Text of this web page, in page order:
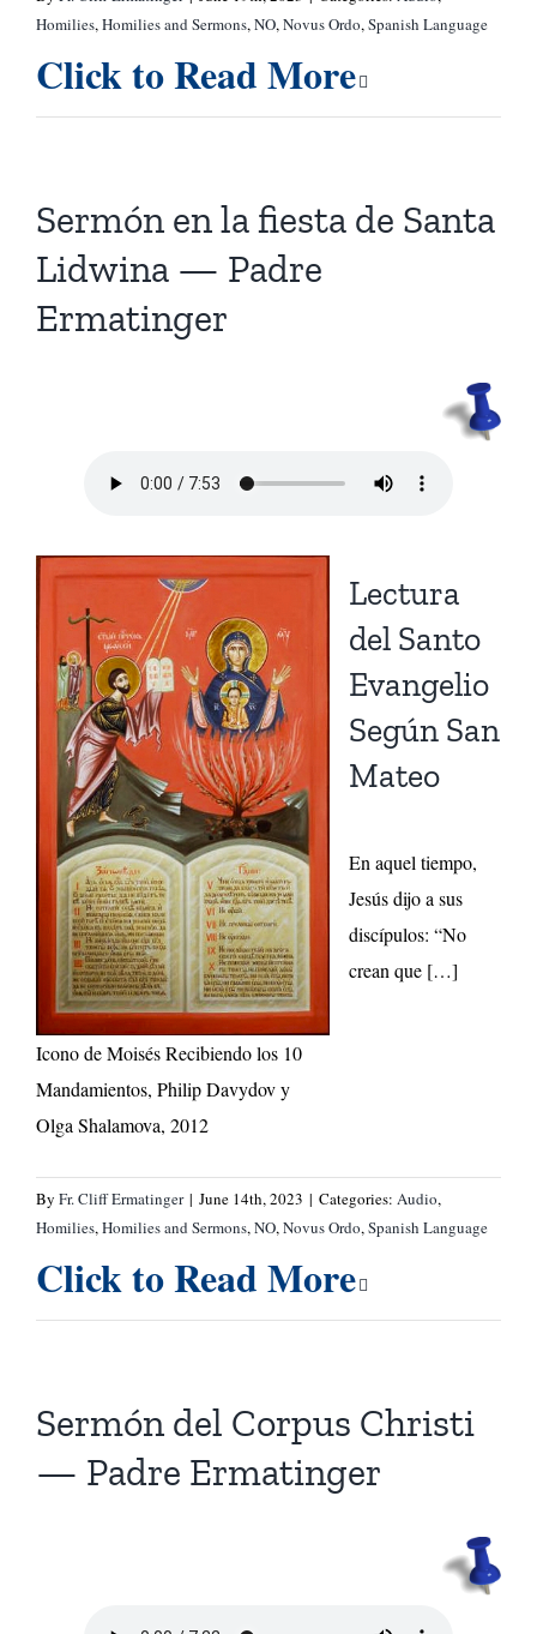
Homilies,Homilies and Sermons,NO,Novus Ordo,Spanish Language
Click to Read More
Sermón en la fiesta de Santa
Lidwina — Padre
Ermatinger
Icono de Moisés Recibiendo los 10
Mandamientos, Philip Davydov y
Olga Shalamova, 2012
Lectura
del Santo
Evangelio
Según San
Mateo
En aquel tiempo,
Jesús dijo a sus
discípulos: “No
crean que […]
By Fr. Cliff Ermatinger | June 14th, 2023 | Categories: Audio,
Homilies,Homilies and Sermons,NO,Novus Ordo,Spanish Language
Click to Read More
Sermón del Corpus Christi
— Padre Ermatinger